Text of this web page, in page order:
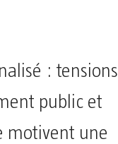
: tensions
public et
motivent une